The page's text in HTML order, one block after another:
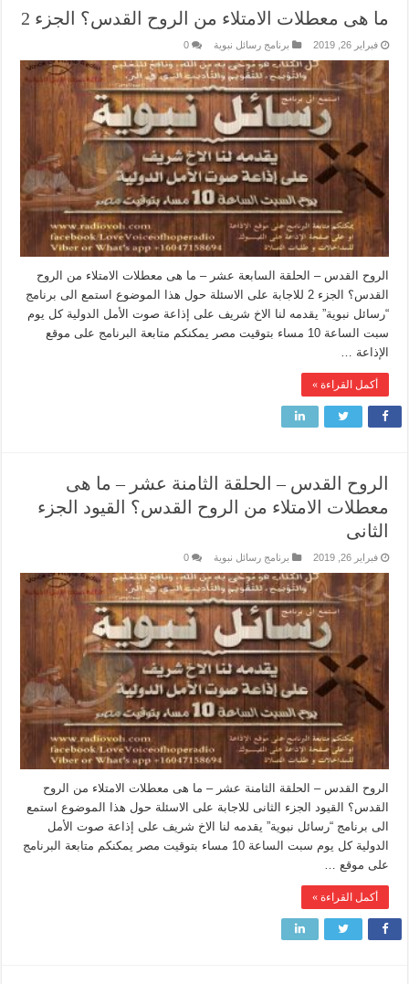
ما هى معطلات الامتلاء من الروح القدس؟ الجزء 2
فبراير 26, 2019 برنامج رسائل نبوية 0
الروح القدس – الحلقة السابعة عشر – ما هى معطلات الامتلاء من الروح
القدس؟ الجزء 2 للاجابة على الاسئلة حول هذا الموضوع استمع الى برنامج
“رسائل نبوية” يقدمه لنا الاخ شريف على إذاعة صوت الأمل الدولية كل يوم
سبت الساعة 10 مساء بتوقيت مصر يمكنكم متابعة البرنامج على موقع
الإذاعة …
أكمل القراءة »
الروح القدس – الحلقة الثامنة عشر – ما هى
معطلات الامتلاء من الروح القدس؟ القيود الجزء
الثانى
فبراير 26, 2019 برنامج رسائل نبوية 0
الروح القدس – الحلقة الثامنة عشر – ما هى معطلات الامتلاء من الروح
القدس؟ القيود الجزء الثانى للاجابة على الاسئلة حول هذا الموضوع استمع
الى برنامج “رسائل نبوية” يقدمه لنا الاخ شريف على إذاعة صوت الأمل
الدولية كل يوم سبت الساعة 10 مساء بتوقيت مصر يمكنكم متابعة البرنامج
على موقع …
أكمل القراءة »